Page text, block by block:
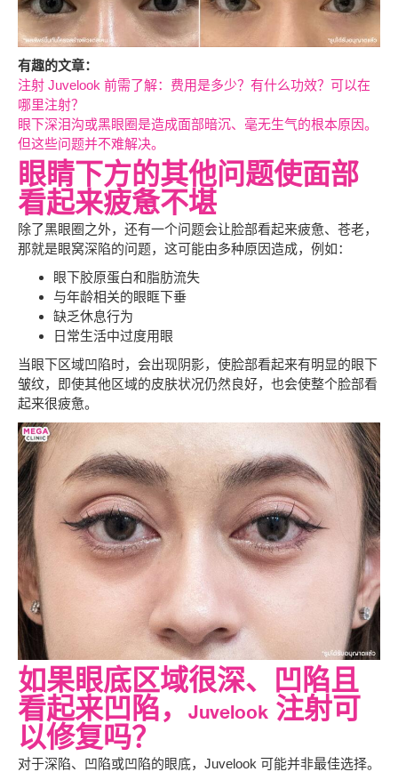
有趣的文章：
注射 Juvelook 前需了解：费用是多少？有什么功效？可以在
哪里注射？
眼下深泪沟或黑眼圈是造成面部暗沉、毫无生气的根本原因。
但这些问题并不难解决。
眼睛下方的其他问题使面部
看起来疲惫不堪
除了黑眼圈之外，还有一个问题会让脸部看起来疲惫、苍老，
那就是眼窝深陷的问题，这可能由多种原因造成，例如：
眼下胶原蛋白和脂肪流失
与年龄相关的眼眶下垂
缺乏休息行为
日常生活中过度用眼
当眼下区域凹陷时，会出现阴影，使脸部看起来有明显的眼下
皱纹，即使其他区域的皮肤状况仍然良好，也会使整个脸部看
起来很疲惫。
如果眼底区域很深、凹陷且
看起来凹陷，Juvelook 注射可
以修复吗？
对于深陷、凹陷或凹陷的眼底，Juvelook 可能并非最佳选择。